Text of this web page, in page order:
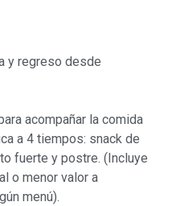
y regreso desde
acompañar la comida
a 4 tiempos: snack de
fuerte y postre. (Incluye
o menor valor a
menú).